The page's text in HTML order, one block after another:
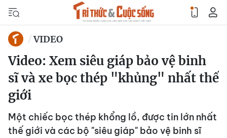
VIDEO
Video: Xem siêu giáp bảo vệ binh
sĩ và xe bọc thép "khủng" nhất thế
giới
Một chiếc bọc thép khổng lồ, được tin lớn nhất
thế giới và các bộ "siêu giáp" bảo vệ binh sĩ